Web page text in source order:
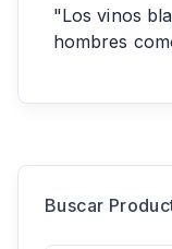
"Los vinos
hombres
Buscar